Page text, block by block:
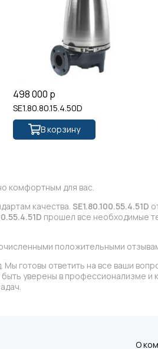
498 000 р
SE1.80.80.15.4.50D
В корзину
комфортным для вас.
качества. SE1.80.100.55.4.51D
прошел все необходимые
положительными
готовы ответить на все ваши
уверены в профессионализме и
О